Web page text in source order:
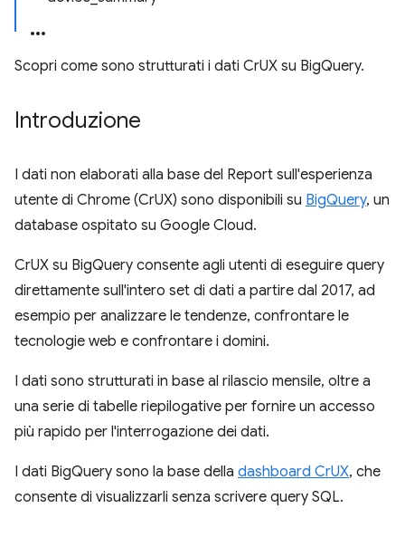
Scopri come sono strutturati i dati CrUX su BigQuery.
Introduzione
I dati non elaborati alla base del Report sull'esperienza
utente di Chrome (CrUX) sono disponibili su BigQuery, un
database ospitato su Google Cloud.
CrUX su BigQuery consente agli utenti di eseguire query
direttamente sull'intero set di dati a partire dal 2017, ad
esempio per analizzare le tendenze, confrontare le
tecnologie web e confrontare i domini.
I dati sono strutturati in base al rilascio mensile, oltre a
una serie di tabelle riepilogative per fornire un accesso
più rapido per l'interrogazione dei dati.
I dati BigQuery sono la base della dashboard CrUX, che
consente di visualizzarli senza scrivere query SQL.